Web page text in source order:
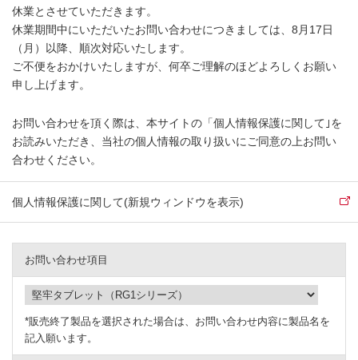
休業とさせていただきます。
休業期間中にいただいたお問い合わせにつきましては、8月17日
（月）以降、順次対応いたします。
ご不便をおかけいたしますが、何卒ご理解のほどよろしくお願い
申し上げます。
お問い合わせを頂く際は、本サイトの「個人情報保護に関して｣を
お読みいただき、当社の個人情報の取り扱いにご同意の上お問い
合わせください。
個人情報保護に関して(新規ウィンドウを表示)
お問い合わせ項目
*販売終了製品を選択された場合は、お問い合わせ内容に製品名を
記入願います。